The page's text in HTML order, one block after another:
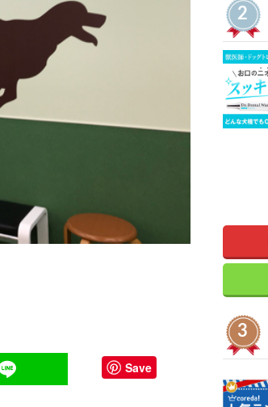
Save